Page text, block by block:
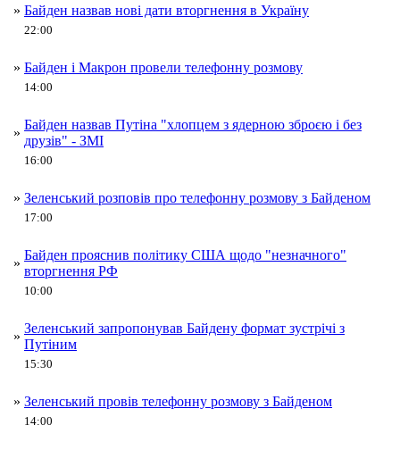
» Байден назвав нові дати вторгнення в Україну
22:00
» Байден і Макрон провели телефонну розмову
14:00
»
Байден назвав Путіна "хлопцем з ядерною зброєю і без
друзів" - ЗМІ
16:00
» Зеленський розповів про телефонну розмову з Байденом
17:00
»
Байден прояснив політику США щодо "незначного"
вторгнення РФ
10:00
»
Зеленський запропонував Байдену формат зустрічі з
Путіним
15:30
» Зеленський провів телефонну розмову з Байденом
14:00